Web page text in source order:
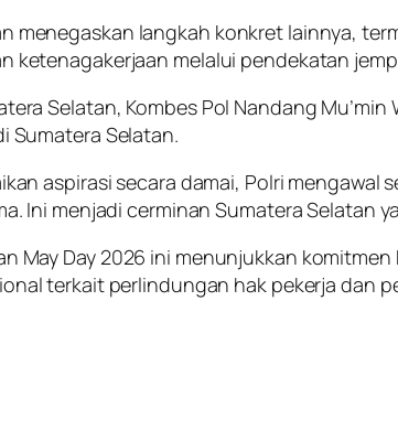
menegaskan langkah konkret lainnya,
ketenagakerjaan melalui pendekatan
Selatan, Kombes Pol Nandang
Sumatera Selatan.
aspirasi secara damai, Polri
Ini menjadi cerminan Sumatera Selatan
May Day 2026 ini menunjukkan
terkait perlindungan hak pekerja dan